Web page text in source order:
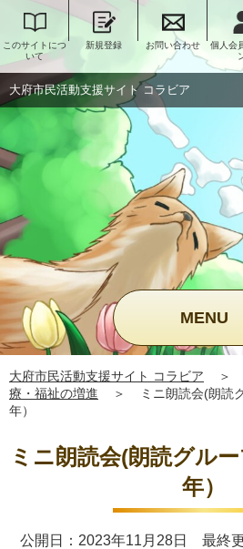
このサイトにつ
いて
新規登録 お問い合わせ
個人会
大府市民活動支援サイト コラビア
MENU
大府市民活動支援サイト コラビア ＞
療・福祉の増進
＞
ミニ朗読会(朗読
年）
ミニ朗読会(朗読グル
年）
公開日：2023年11月28日 最終